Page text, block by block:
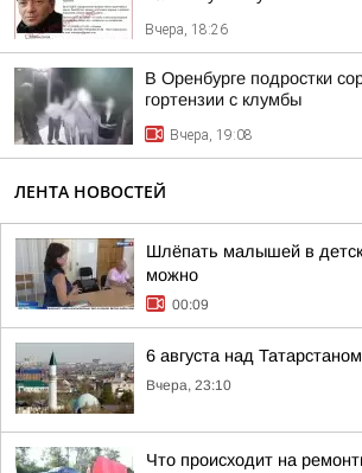
Вчера, 18:26
В Оренбурге подростки
гортензии с клумбы
Вчера, 19:08
ЛЕНТА НОВОСТЕЙ
Шлёпать малышей в
можно
00:09
6 августа над
Вчера, 23:10
Что происходит на